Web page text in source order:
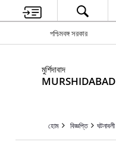
পশ্চিমবঙ্গ সরকার
মুর্শিদাবাদ
MURSHIDABAD
হোম বিজ্ঞপ্তি ঘটনাবলী